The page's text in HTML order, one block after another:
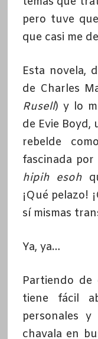
pero tuve
que casi me
Esta novela,
de Charles
Rusell) y lo
de Evie Boyd,
rebelde
fascinada
hipih esoh
¡Qué pelazo!
sí mismas
Ya, ya…
Partiendo de
tiene fácil
personales
chavala en